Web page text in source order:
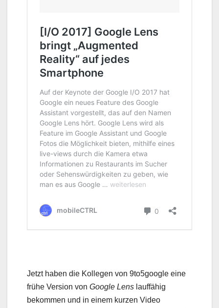
Jetzt haben die Kollegen von 9to5google eine
frühe Version von Google Lens lauffähig
bekommen und in einem kurzen Video